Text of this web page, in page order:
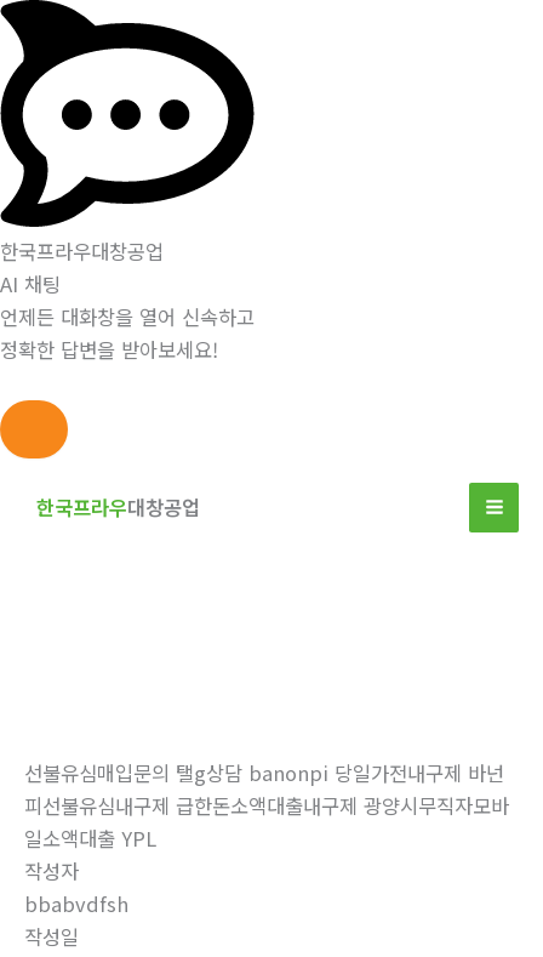
한국프라우대창공업
AI 채팅
언제든 대화창을 열어 신속하고
정확한 답변을 받아보세요!
한국프라우대창공업
선불유심매입문의 탤g상담 banonpi 당일가전내구제 바넌
피선불유심내구제 급한돈소액대출내구제 광양시무직자모바
일소액대출 YPL
작성자
bbabvdfsh
작성일